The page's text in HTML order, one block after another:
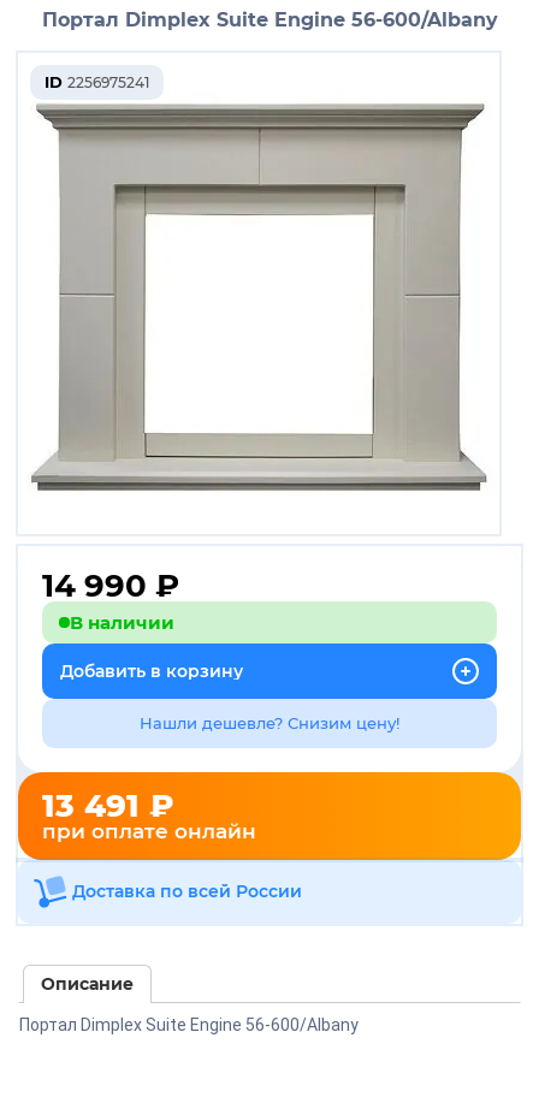
Портал Dimplex Suite Engine 56-600/Albany
ID 2256975241
14 990 ₽
В наличии
Добавить в корзину
Нашли дешевле? Снизим цену!
13 491 ₽
при оплате онлайн
Доставка по всей России
Описание
Портал Dimplex Suite Engine 56-600/Albany